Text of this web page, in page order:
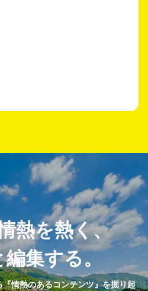
熱を熱く、
集する。
情熱のあるコンテンツ』を掘り起